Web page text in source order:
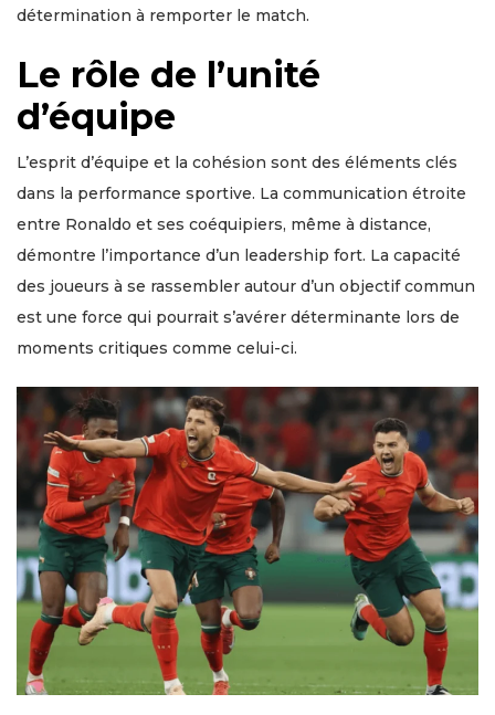
détermination à remporter le match.
Le rôle de l’unité
d’équipe
L’esprit d’équipe et la cohésion sont des éléments clés
dans la performance sportive. La communication étroite
entre Ronaldo et ses coéquipiers, même à distance,
démontre l’importance d’un leadership fort. La capacité
des joueurs à se rassembler autour d’un objectif commun
est une force qui pourrait s’avérer déterminante lors de
moments critiques comme celui-ci.